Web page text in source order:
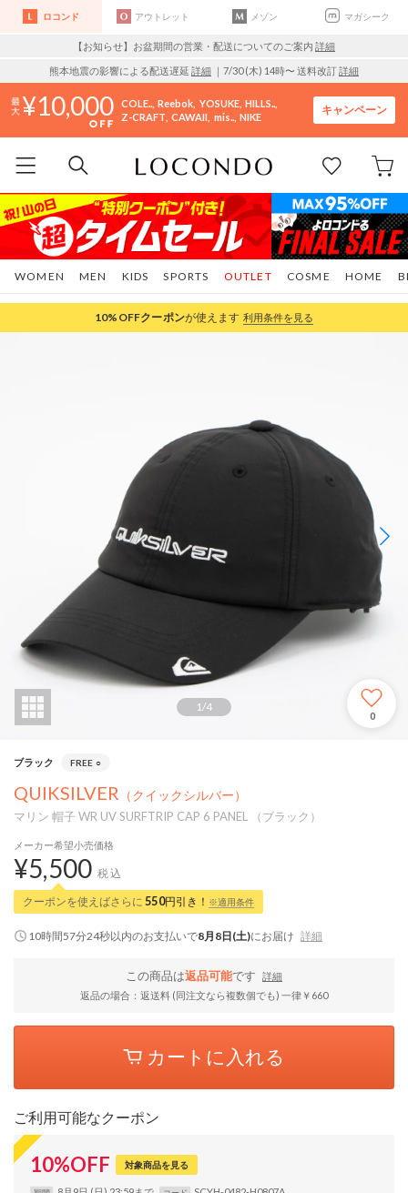
ロコンド アウトレット メゾン マガシーク
【お知らせ】お盆期間の営業・配送についてのご案内 詳細
熊本地震の影響による配送遅延 詳細 ｜7/30 (木) 14時〜 送料改訂詳細
10,000 COLE.. Reebok YOSUKE HILLS..
Z-CRAFT CAWAII mis.. NIKE
キャンペーン
WOMEN MEN KIDS SPORTS COSME HOME
OUTLET
10%OFFクーポンが使えます 利用条件を見る
1/4
0
ブラック FREE ○
QUIKSILVER （クイックシルバー）
マリン 帽子 WR UV SURFTRIP CAP 6 PANEL （ブラック）
メーカー希望小売価格
¥5,500 税込
クーポンを使えばさらに 550円引き！ ※適用条件
10時間57分23秒以内のお支払いで8月8日(土)にお届け 詳細
この商品は返品可能です
詳細
返品の場合：返送料 (同注文なら複数個でも) 一律￥660
カートに入れる
ご利用可能なクーポン
10%OFF 対象商品を見る